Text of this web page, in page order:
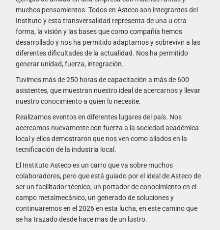
muchos pensamientos. Todos en Asteco son integrantes del
Instituto y esta transversalidad representa de una u otra
forma, la visión y las bases que como compañía hemos
desarrollado y nos ha permitido adaptarnos y sobrevivir a las
diferentes dificultades de la actualidad. Nos ha permitido
generar unidad, fuerza, integración.
Tuvimos más de 250 horas de capacitación a más de 600
asistentes, que muestran nuestro ideal de acercarnos y llevar
nuestro conocimiento a quien lo necesite.
Realizamos eventos en diferentes lugares del país. Nos
acercamos nuevamente con fuerza a la sociedad académica
local y ellos demostraron que nos ven como aliados en la
tecnificación de la industria local.
El Instituto Asteco es un carro que va sobre muchos
colaboradores, pero que está guiado por el ideal de Asteco de
ser un facilitador técnico, un portador de conocimiento en el
campo metalmecánico, un generado de soluciones y
continuaremos en el 2026 en esta lucha, en este camino que
se ha trazado desde hace mas de un lustro.